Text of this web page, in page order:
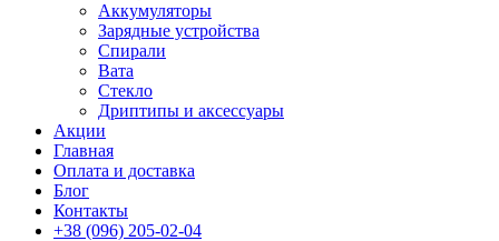
Аккумуляторы
Зарядные устройства
Спирали
Вата
Стекло
Дриптипы и аксессуары
Акции
Главная
Оплата и доставка
Блог
Контакты
+38 (096) 205-02-04